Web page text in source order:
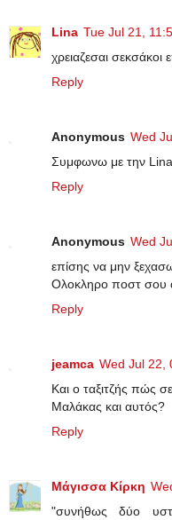
Lina Tue Jul 21,
χρειαζεσαι σεκσάκοι
Reply
Anonymous Wed
Συμφωνω με την
Reply
Anonymous Wed
επίσης να μην
Ολοκληρο ποστ σου
Reply
jeamca Wed Jul 22,
Και ο ταξιτζής πώς
Μαλάκας και αυτός?
Reply
Μάγισσα Κίρκη
"συνήθως δύο